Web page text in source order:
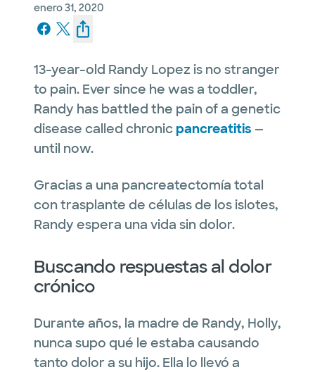
enero 31, 2020
13-year-old Randy Lopez is no stranger
to pain. Ever since he was a toddler,
Randy has battled the pain of a genetic
disease called chronic pancreatitis —
until now.
Gracias a una pancreatectomía total
con trasplante de células de los islotes,
Randy espera una vida sin dolor.
Buscando respuestas al dolor
crónico
Durante años, la madre de Randy, Holly,
nunca supo qué le estaba causando
tanto dolor a su hijo. Ella lo llevó a